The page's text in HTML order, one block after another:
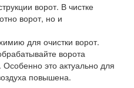
ворот. В чистке
ворот, но и
для очистки ворот.
ворота
это актуально для
повышена.